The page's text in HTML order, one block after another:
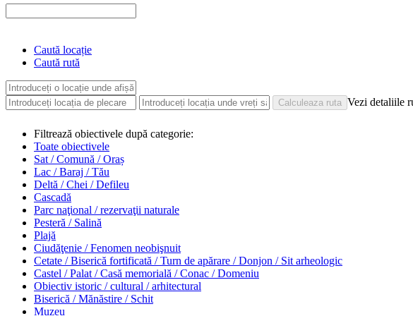
Caută locație
Caută rută
Vezi detaliile
Filtrează obiectivele după categorie:
Toate obiectivele
Sat / Comună / Oraș
Lac / Baraj / Tău
Deltă / Chei / Defileu
Cascadă
Parc naţional / rezervaţii naturale
Pesteră / Salină
Plajă
Ciudăţenie / Fenomen neobişnuit
Cetate / Biserică fortificată / Turn de apărare / Donjon / Sit arheologic
Castel / Palat / Casă memorială / Conac / Domeniu
Obiectiv istoric / cultural / arhitectural
Biserică / Mănăstire / Schit
Muzeu